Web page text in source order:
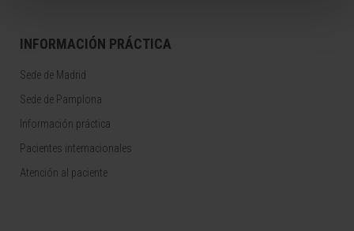
INFORMACIÓN PRÁCTICA
Sede de Madrid
Sede de Pamplona
Información práctica
Pacientes internacionales
Atención al paciente